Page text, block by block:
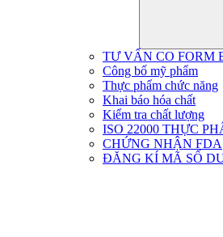
TƯ VẤN CO FORM
Công bố mỹ phẩm
Thực phẩm chức năng
Khai báo hóa chất
Kiểm tra chất lượng
ISO 22000 THỰC
CHỨNG NHẬN FDA
ĐĂNG KÍ MÃ SỐ